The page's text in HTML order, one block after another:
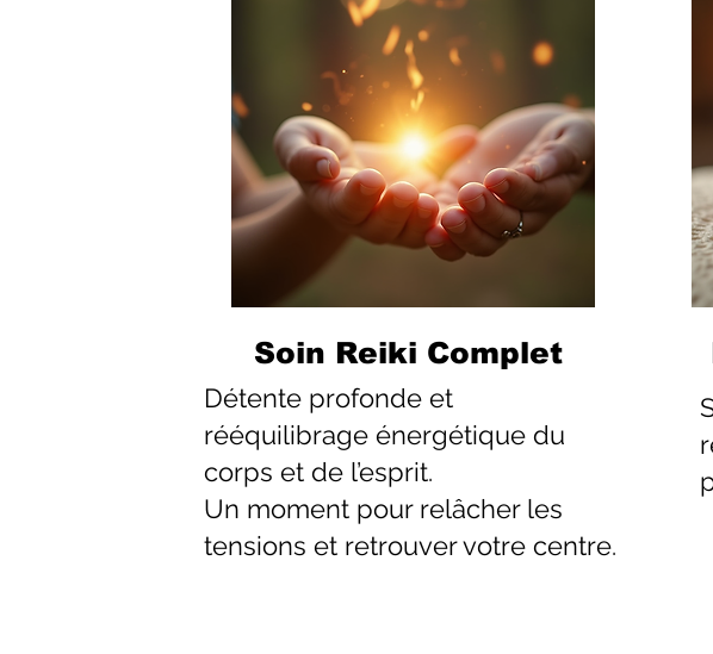
Détente profonde et
rééquilibrage énergétique du
corps et de l’esprit.
Un moment pour relâcher les
tensions et retrouver votre centre.
Soin Reiki Complet